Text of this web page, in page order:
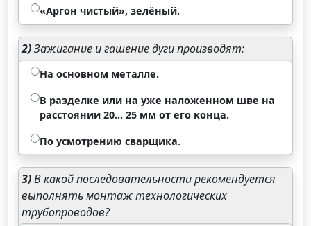
«Аргон чистый», зелёный.
2)Зажигание и гашение дуги производят:
На основном металле.
В разделке или на уже наложенном шве на
расстоянии 20... 25 мм от его конца.
По усмотрению сварщика.
3)В какой последовательности рекомендуется
выполнять монтаж технологических
трубопроводов?